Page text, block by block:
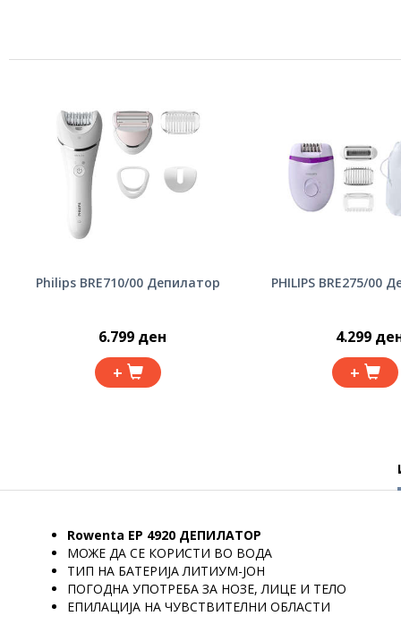
Philips BRE710/00 Депилатор
6.799 ден
+
PHILIPS BRE275/00
4.299
+
Rowenta EP 4920 ДЕПИЛАТОР
МОЖЕ ДА СЕ КОРИСТИ ВО ВОДА
ТИП НА БАТЕРИЈА ЛИТИУМ-ЈОН
ПОГОДНA УПОТРЕБА ЗА НОЗЕ, ЛИЦЕ И ТЕЛО
EПИЛАЦИЈА НА ЧУВСТВИТЕЛНИ ОБЛАСТИ